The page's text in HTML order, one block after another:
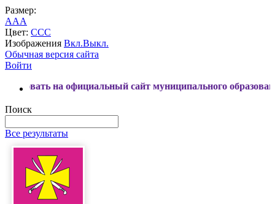
Размер:
AAA
Цвет: CCC
Изображения Вкл.Выкл.
Обычная версия сайта
Войти
на официальный сайт муниципального образования
Поиск
Все результаты